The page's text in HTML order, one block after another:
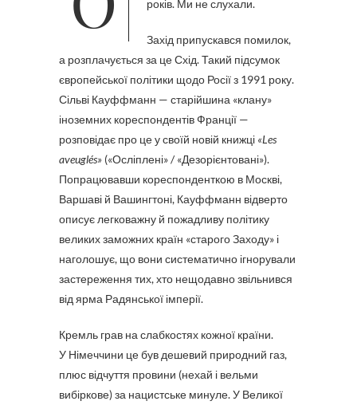
років. Ми не слухали.
Захід припускався помилок,
а розплачується за це Схід. Такий підсумок
європейської політики щодо Росії з 1991 року.
Сільві Кауффманн — старійшина «клану»
іноземних кореспондентів Франції —
розповідає про це у своїй новій книжці «Les
aveuglés» («Осліплені» / «Дезорієнтовані»).
Попрацювавши кореспонденткою в Москві,
Варшаві й Вашингтоні, Кауффманн відверто
описує легковажну й пожадливу політику
великих заможних країн «старого Заходу» і
наголошує, що вони систематично ігнорували
застереження тих, хто нещодавно звільнився
від ярма Радянської імперії.
Кремль грав на слабкостях кожної країни.
У Німеччини це був дешевий природний газ,
плюс відчуття провини (нехай і вельми
вибіркове) за нацистське минуле. У Великої